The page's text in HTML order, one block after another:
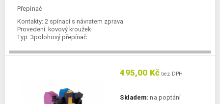
Přepínač
Kontakty: 2 spínací s návratem zprava
Provedení: kovový kroužek
Typ: 3polohový přepínač
495,00 Kč bez DPH
Skladem: na poptání